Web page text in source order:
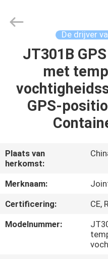
HUIS
PRODUCTEN
ONGEVEER
ONS
FABRIEKSREIS
Technology
De drijver
JT301B
met
GPS-
Plaats van
herkomst:
Merknaam:
Certificering:
CE,
Modelnummer: